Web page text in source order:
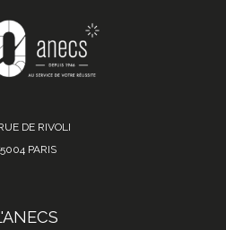
DE RIVOLI
PARIS